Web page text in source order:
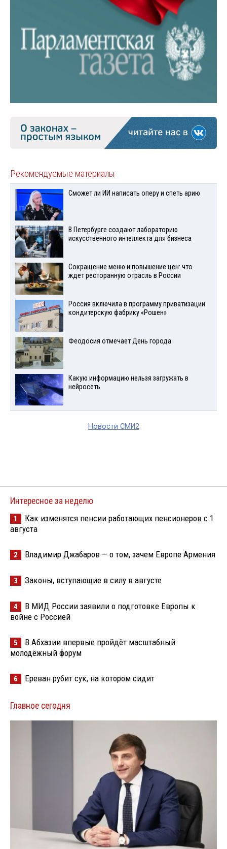
Рекомендуемые материалы
Сможет ли ИИ написать оперу и спеть арию
В Петербурге создают лабораторию
искусственного интеллекта для бизнеса
Сокращение меню и повышение цен: что
ждет ресторанную отрасль в России
Россия включила в программу приватизации
кондитерскую фабрику «Рошен»
Феодосия отмечает День города
Какую информацию нельзя загружать в
нейросеть
Новости СМИ2
Интересное за неделю
1
Как изменятся пенсии работающих пенсионеров с 1
августа
2 Владимир Джабаров — о том, зачем Европе Армения
3 Законы, вступающие в силу в августе
4
В МИД России заявили о подготовке Европы к
войне с Россией
5
В Абхазии впервые пройдёт масштабный
молодёжный форум
6 Ереван рубит сук, на котором сидит
Главное сегодня